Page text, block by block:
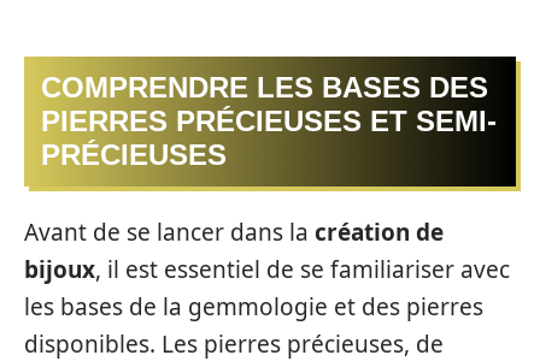
COMPRENDRE LES BASES DES
PIERRES PRÉCIEUSES ET SEMI-
PRÉCIEUSES
Avant de se lancer dans la création de
bijoux, il est essentiel de se familiariser avec
les bases de la gemmologie et des pierres
disponibles. Les pierres précieuses, de